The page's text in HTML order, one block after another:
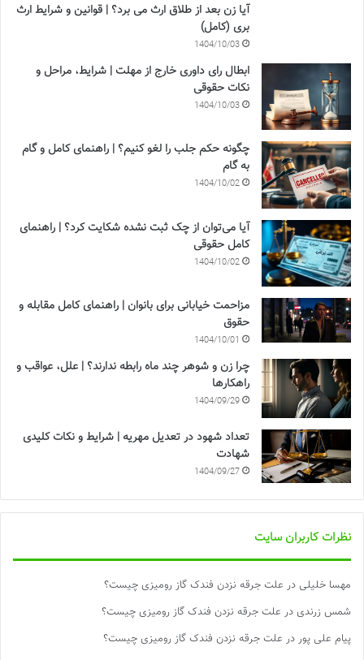
آیا زن بعد از طلاق ارث می برد؟ | قوانین و شرایط ارث
بری (کامل)
1404/10/03
ابطال رای داوری خارج از مهلت | شرایط، مراحل و
نکات حقوقی
1404/10/03
چگونه حکم جلب را لغو کنیم؟ | راهنمای کامل و گام
به گام
1404/10/02
آیا می‌توان از چک ثبت نشده شکایت کرد؟ | راهنمای
کامل حقوقی
1404/10/02
مزاحمت خیابانی برای بانوان | راهنمای کامل مقابله و
حقوق
1404/10/01
چرا زن و شوهر چند ماه رابطه ندارند؟ | علل، عواقب و
راهکارها
1404/09/29
تعداد شهود در تعدیل مهریه | شرایط و نکات کلیدی
شهادت
1404/09/27
نظرات کاربران سایت
مهسا خلیلی در علت جرقه نزدن فندک گاز رومیزی چیست؟
شمس زرندی در علت جرقه نزدن فندک گاز رومیزی چیست؟
پیام علی پور در علت جرقه نزدن فندک گاز رومیزی چیست؟